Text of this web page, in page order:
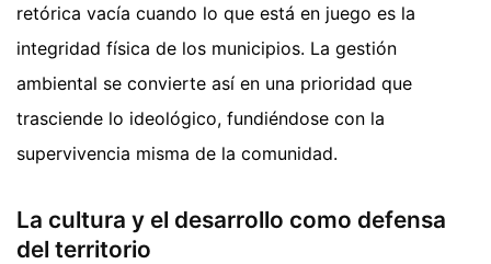
retórica vacía cuando lo que está en juego es la
integridad física de los municipios. La gestión
ambiental se convierte así en una prioridad que
trasciende lo ideológico, fundiéndose con la
supervivencia misma de la comunidad.
La cultura y el desarrollo como defensa
del territorio